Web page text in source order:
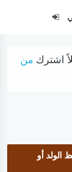
اشترك من
الولد أو